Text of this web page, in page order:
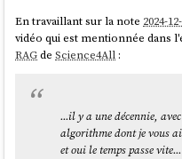
En travaillant sur la note 2024-
vidéo qui est mentionnée dans
RAGdeScience4All :
...il y a une décennie,
algorithme dont je vous
et oui le temps passe vite...